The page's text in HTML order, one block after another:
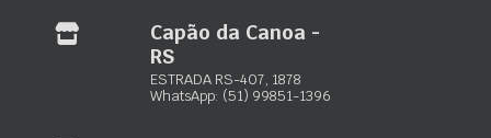
Equipamentos de locação para construção civil
Porto Alegre – RS:Rua Paquetá, 243 – Jardim Floresta
Capão da Canoa -
RS
ESTRADA RS-407, 1878
WhatsApp: (51) 99851-1396